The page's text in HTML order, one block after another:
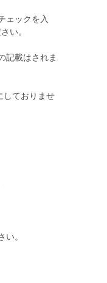
ェックを入
い。
記載はされま
しておりませ
。